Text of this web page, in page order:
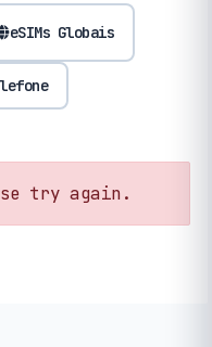
eSIMs Globais
try again.